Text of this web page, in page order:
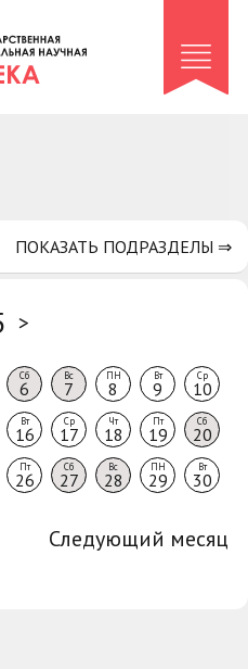
>
Сб
6
Вс
7
ПН
8
Вт
9
Ср
10
Вт
16
Ср
17
Чт
18
Пт
19
Сб
20
Пт
26
Сб
27
Вс
28
ПН
29
Вт
30
Следующий месяц
ПОКАЗАТЬ ПОДРАЗДЕЛЫ ⇒